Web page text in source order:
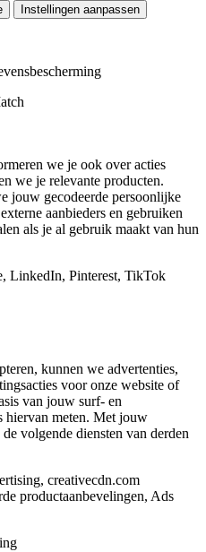
Instellingen aanpassen
we je ook over acties
we je relevante producten.
jouw gecodeerde persoonlijke
aanbieders en gebruiken
als je al gebruik maakt van hun
LinkedIn, Pinterest, TikTok
kunnen we advertenties,
voor onze website of
van jouw surf- en
hiervan meten. Met jouw
volgende diensten van derden
creativecdn.com
productaanbevelingen, Ads